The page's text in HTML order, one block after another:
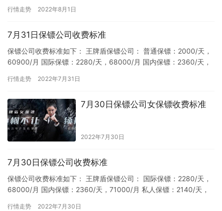
行情走势 2022年8月1日
7月31日保镖公司收费标准
保镖公司收费标准如下： 王牌盾保镖公司： 普通保镖：2000/天，
60900/月 国际保镖：2280/天，68000/月 国内保镖：2360/天，
行情走势 2022年7月31日
7月30日保镖公司女保镖收费标准
2022年7月30日
7月30日保镖公司收费标准
保镖公司收费标准如下： 王牌盾保镖公司： 国际保镖：2280/天，
68000/月 国内保镖：2360/天，71000/月 私人保镖：2140/天，
行情走势 2022年7月30日